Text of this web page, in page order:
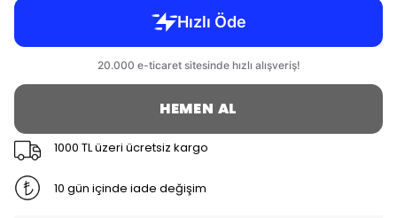
HEMEN AL
1000 TL üzeri ücretsiz kargo
10 gün içinde iade değişim